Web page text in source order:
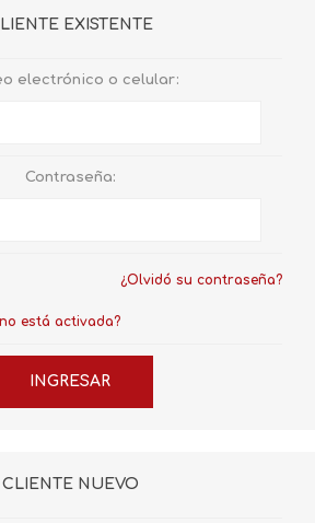
EXISTENTE
electrónico o celular:
Contraseña:
¿Olvidó su contraseña?
está activada?
CLIENTE NUEVO